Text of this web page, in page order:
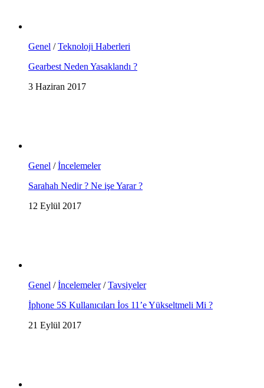
Genel /Teknoloji Haberleri
Gearbest Neden Yasaklandı ?
3 Haziran 2017
Genel /İncelemeler
Sarahah Nedir ? Ne işe Yarar ?
12 Eylül 2017
Genel /İncelemeler/Tavsiyeler
İphone 5S Kullanıcıları İos 11’e Yükseltmeli Mi ?
21 Eylül 2017